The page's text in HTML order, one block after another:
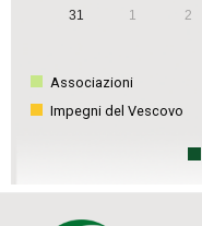
31 1 2
Associazioni
Impegni del Vescovo